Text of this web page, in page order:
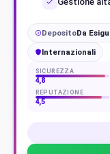
€ DepositoDa
Internazionali
SICUREZZA
4,8
REPUTAZIONE
4,5